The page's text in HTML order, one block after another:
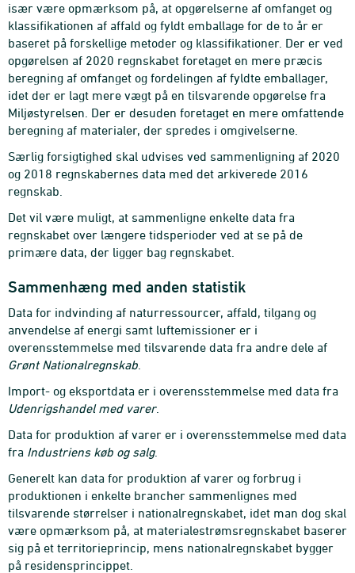
især være opmærksom på, at opgørelserne af omfanget og
klassifikationen af affald og fyldt emballage for de to år er
baseret på forskellige metoder og klassifikationer. Der er ved
opgørelsen af 2020 regnskabet foretaget en mere præcis
beregning af omfanget og fordelingen af fyldte emballager,
idet der er lagt mere vægt på en tilsvarende opgørelse fra
Miljøstyrelsen. Der er desuden foretaget en mere omfattende
beregning af materialer, der spredes i omgivelserne.
Særlig forsigtighed skal udvises ved sammenligning af 2020
og 2018 regnskabernes data med det arkiverede 2016
regnskab.
Det vil være muligt, at sammenligne enkelte data fra
regnskabet over længere tidsperioder ved at se på de
primære data, der ligger bag regnskabet.
Sammenhæng med anden statistik
Data for indvinding af naturressourcer, affald, tilgang og
anvendelse af energi samt luftemissioner er i
overensstemmelse med tilsvarende data fra andre dele af
Grønt Nationalregnskab
Import- og eksportdata er i overensstemmelse med data fra
Udenrigshandel med varer.
Data for produktion af varer er i overensstemmelse med data
fra Industriens køb og salg.
Generelt kan data for produktion af varer og forbrug i
produktionen i enkelte brancher sammenlignes med
tilsvarende størrelser i nationalregnskabet, idet man dog skal
være opmærksom på, at materialestrømsregnskabet baserer
sig på et territorieprincip, mens nationalregnskabet bygger
på residensprincippet.